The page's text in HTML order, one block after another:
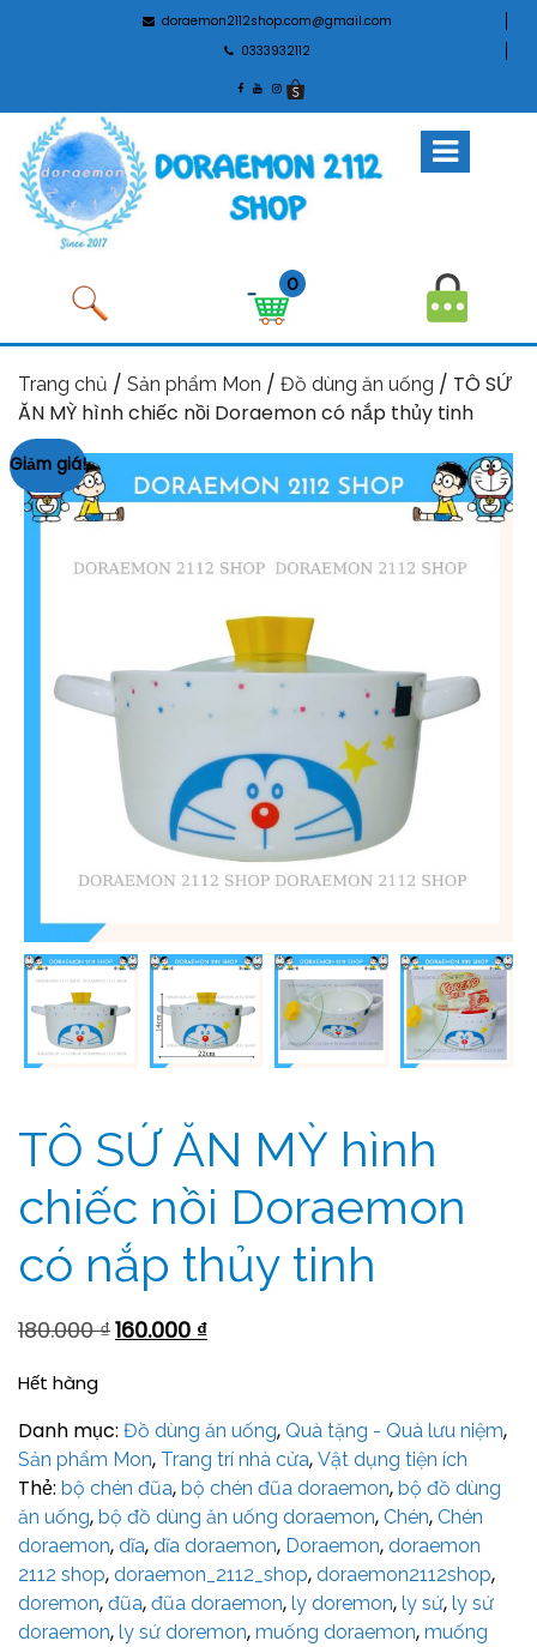
doraemon2112shop.com@gmail.com
0333932112
0
Trang chủ / Sản phẩm Mon / Đồ dùng ăn uống / TÔ SỨ
ĂN MỲ hình chiếc nồi Doraemon có nắp thủy tinh
Giảm giá!
TÔ SỨ ĂN MỲ hình
chiếc nồi Doraemon
có nắp thủy tinh
180.000₫160.000 ₫
Hết hàng
Danh mục: Đồ dùng ăn uống, Quà tặng - Quà lưu niệm,
Sản phẩm Mon, Trang trí nhà cửa, Vật dụng tiện ích
Thẻ: bộ chén đũa, bộ chén đũa doraemon, bộ đồ dùng
ăn uống, bộ đồ dùng ăn uống doraemon, Chén, Chén
doraemon, dĩa, dĩa doraemon, Doraemon, doraemon
2112 shop, doraemon_2112_shop, doraemon2112shop,
doremon, đũa, đũa doraemon, ly doremon, ly sứ, ly sứ
doraemon, ly sứ doremon, muống doraemon, muống